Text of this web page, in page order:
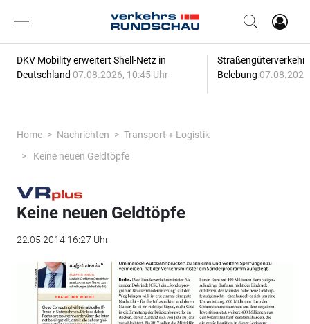
DKV Mobility erweitert Shell-Netz in
Deutschland 07.08.2026, 10:45 Uhr
Straßengüterverkehr
Belebung
Home Nachrichten
Transport + Logistik
Keine neuen Geldtöpfe
Keine neuen Geldtöpfe
22.05.2014 16:27 Uhr